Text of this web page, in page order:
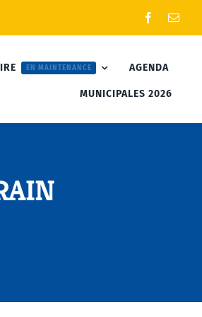
EN MAINTENANCE AGENDA
MUNICIPALES 2026